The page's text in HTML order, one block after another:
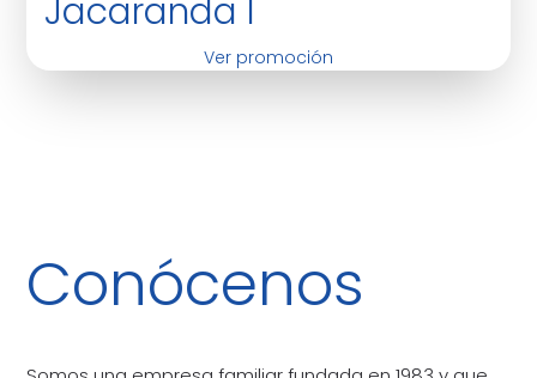
Jacaranda I
Ver promoción
Conócenos